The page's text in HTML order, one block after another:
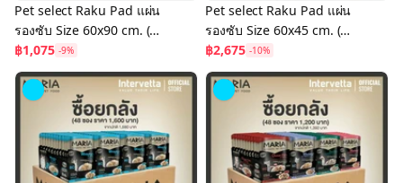
Pet select Raku Pad แผ่น
รองซับ Size 60x90 cm. (10
pcs.) x5 packs
฿1,075 -9%
Pet select Raku Pad แผ่น
รองซับ Size 60x45 cm. (50
pcs.) x 5 packs
฿2,675 -10%